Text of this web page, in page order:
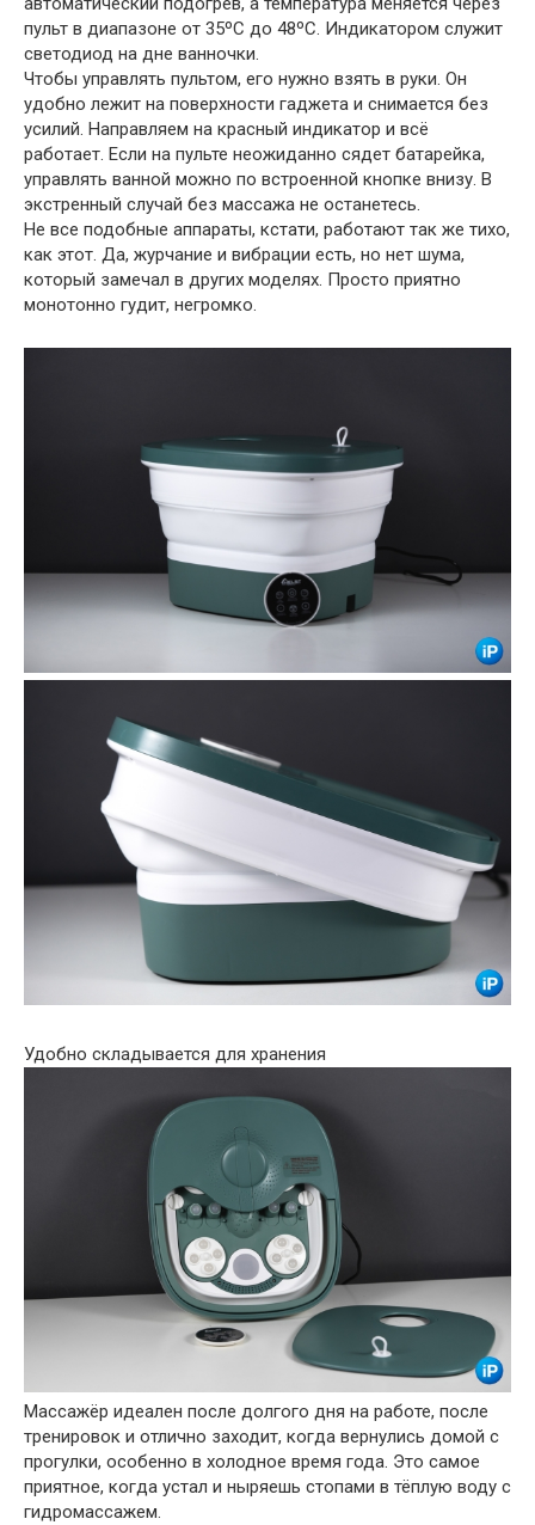
пульт в диапазоне от 35ºC до 48ºC. Индикатором служит
светодиод на дне ванночки.
Чтобы управлять пультом, его нужно взять в руки. Он
удобно лежит на поверхности гаджета и снимается без
усилий. Направляем на красный индикатор и всё
работает. Если на пульте неожиданно сядет батарейка,
управлять ванной можно по встроенной кнопке внизу. В
экстренный случай без массажа не останетесь.
Не все подобные аппараты, кстати, работают так же тихо,
как этот. Да, журчание и вибрации есть, но нет шума,
который замечал в других моделях. Просто приятно
монотонно гудит, негромко.
Удобно складывается для хранения
Массажёр идеален после долгого дня на работе, после
тренировок и отлично заходит, когда вернулись домой с
прогулки, особенно в холодное время года. Это самое
приятное, когда устал и ныряешь стопами в тёплую воду с
гидромассажем.